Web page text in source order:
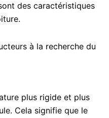
des caractéristiques
à la recherche du
plus rigide et plus
Cela signifie que le